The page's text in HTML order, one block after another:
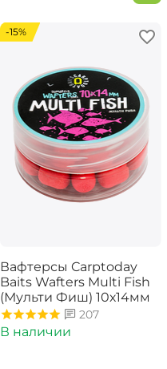
-15%
Вафтерсы Carptoday
Baits Wafters Multi Fish
(Мульти Фиш) 10х14мм
207
В наличии